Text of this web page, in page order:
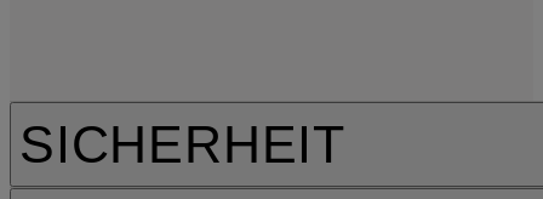
SICHERHEIT